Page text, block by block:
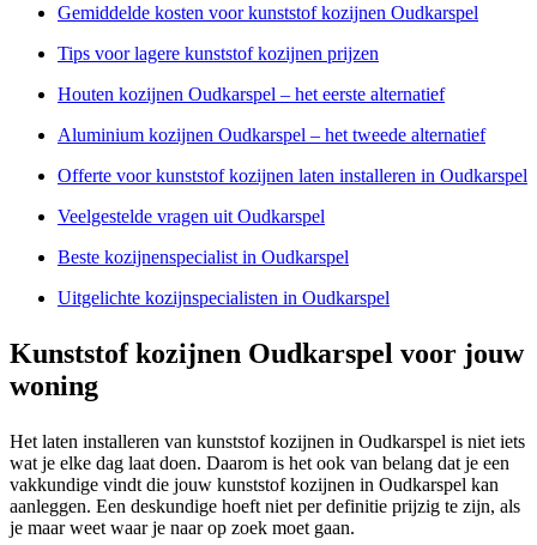
Gemiddelde kosten voor kunststof kozijnen Oudkarspel
Tips voor lagere kunststof kozijnen prijzen
Houten kozijnen Oudkarspel – het eerste alternatief
Aluminium kozijnen Oudkarspel – het tweede alternatief
Offerte voor kunststof kozijnen laten installeren in Oudkarspel
Veelgestelde vragen uit Oudkarspel
Beste kozijnenspecialist in Oudkarspel
Uitgelichte kozijnspecialisten in Oudkarspel
Kunststof kozijnen Oudkarspel voor jouw
woning
Het laten installeren van kunststof kozijnen in Oudkarspel is niet iets
wat je elke dag laat doen. Daarom is het ook van belang dat je een
vakkundige vindt die jouw kunststof kozijnen in Oudkarspel kan
aanleggen. Een deskundige hoeft niet per definitie prijzig te zijn, als
je maar weet waar je naar op zoek moet gaan.